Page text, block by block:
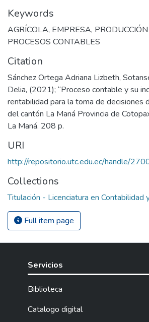
Keywords
AGRÍCOLA, EMPRESA,
PROCESOS CONTABLES
Citation
Sánchez Ortega Adriana Lizbeth,
Delia, (2021); “Proceso contable y su
rentabilidad para la toma de decisiones
del cantón La Maná Provincia de
La Maná. 208 p.
URI
http://repositorio.utc.edu.ec/handle/
Collections
Titulación - Licenciatura en Contabilidad
Full item page
Servicios
Biblioteca
Catalogo digital